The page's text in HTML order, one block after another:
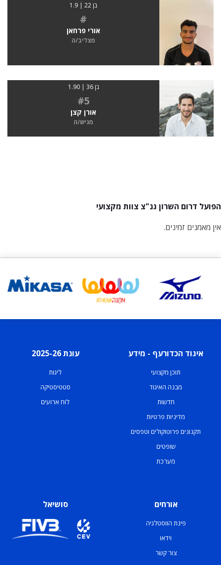
בן 22 | 1.9
#
אורי פרחאן
מצליב/ה
בן 36 | 1.90
#5
אורן קצן
מגיש/ה
הפועל דרום השרון גנ"צ צוות מקצועי
אין מאמנים זמינים.
איגוד הכדורעף - מידע
תוכן מקצועי
מבנה האיגוד
חדשות
מדיניות פרטיות
תקנונים פרוטוקולים וטפסים
שופטים
מערכת
עונת 2025-26
ליגות
סטטיסטיקה
לוח ארועים
אורחים
פינת הווסטלגיה
וידאו
צור קשר
סושיאל